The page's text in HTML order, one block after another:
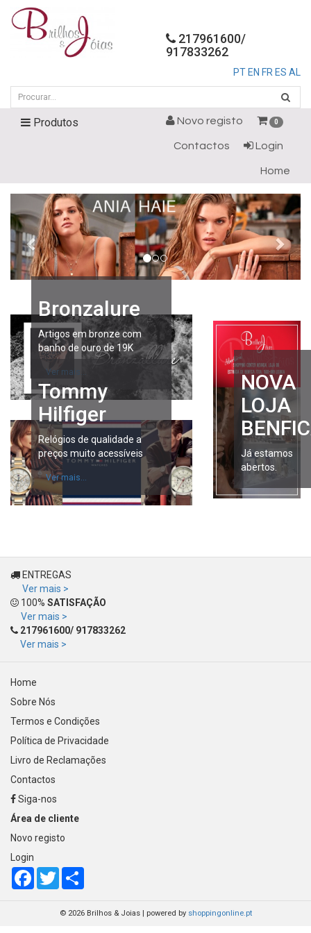
217961600/
917833262
PT EN FR ES AL
Produtos 0
Novo registo
Login
Contactos
Home
Bronzalure
Artigos em bronze com
banho de ouro de 19K
Ver mais...
NOVA
LOJA
Já estamos
abertos.
Tommy
Hilfiger
Relógios de qualidade a
preços muito acessíveis
Ver mais...
ENTREGAS
Ver mais >
100% SATISFAÇÃO
Ver mais >
217961600/ 917833262
Ver mais >
Home
Sobre Nós
Termos e Condições
Política de Privacidade
Livro de Reclamações
Contactos
Siga-nos
Área de cliente
Novo registo
Login
Facebook
Twitter
© 2026 Brilhos & Joias powered by shoppingonline.pt